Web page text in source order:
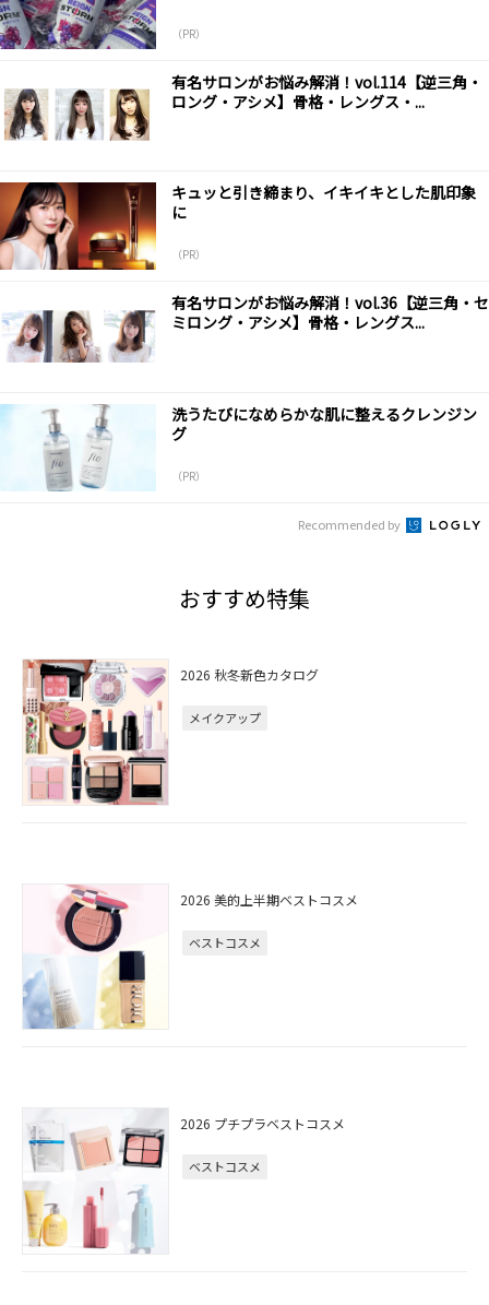
（PR）
有名サロンがお悩み解消！vol.114【逆三角・
ロング・アシメ】骨格・レングス・...
キュッと引き締まり、イキイキとした肌印象
に
（PR）
有名サロンがお悩み解消！vol.36【逆三角・セ
ミロング・アシメ】骨格・レングス...
洗うたびになめらかな肌に整えるクレンジン
グ
（PR）
Recommended by
おすすめ特集
2026 秋冬新色カタログ
メイクアップ
2026 美的上半期ベストコスメ
ベストコスメ
2026 プチプラベストコスメ
ベストコスメ